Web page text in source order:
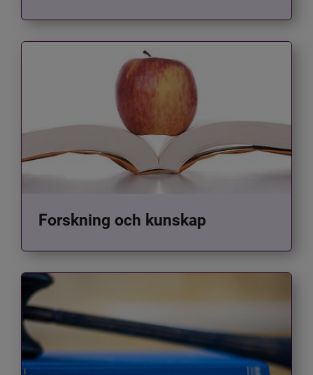
Forskning och kunskap